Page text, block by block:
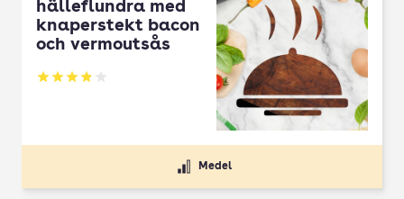
hälleflundra med
knaperstekt bacon
och vermoutsås
Betyg: 3.88 av 5
Medel